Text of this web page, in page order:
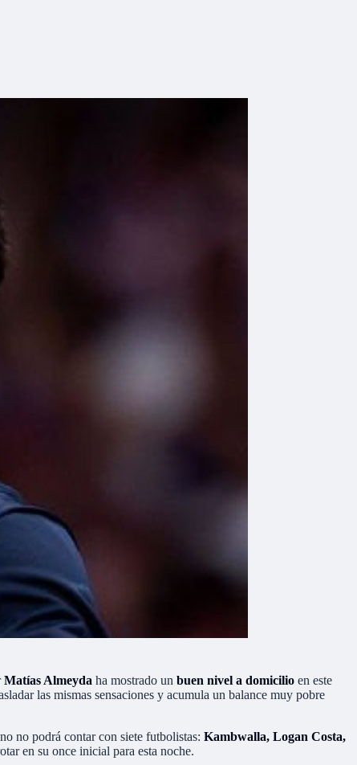
Matías Almeyda ha mostrado un buen nivel a domicilio en este
las mismas sensaciones y acumula un balance muy pobre
no podrá contar con siete futbolistas: Kambwalla, Logan Costa,
en su once inicial para esta noche.